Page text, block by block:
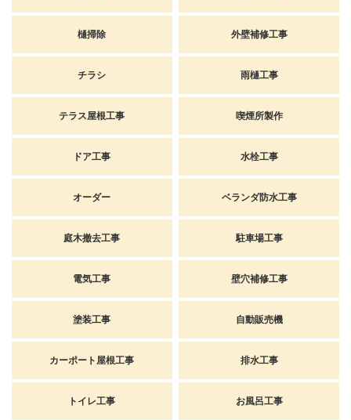
樋掃除 外壁補修工事
チラシ 雨樋工事
テラス屋根工事 喫煙所製作
ドア工事 水栓工事
オーダー ベランダ防水工事
庭木撤去工事 駐車場工事
電気工事 壁穴補修工事
塗装工事 自動販売機
カーポート屋根工事 排水工事
トイレ工事 お風呂工事